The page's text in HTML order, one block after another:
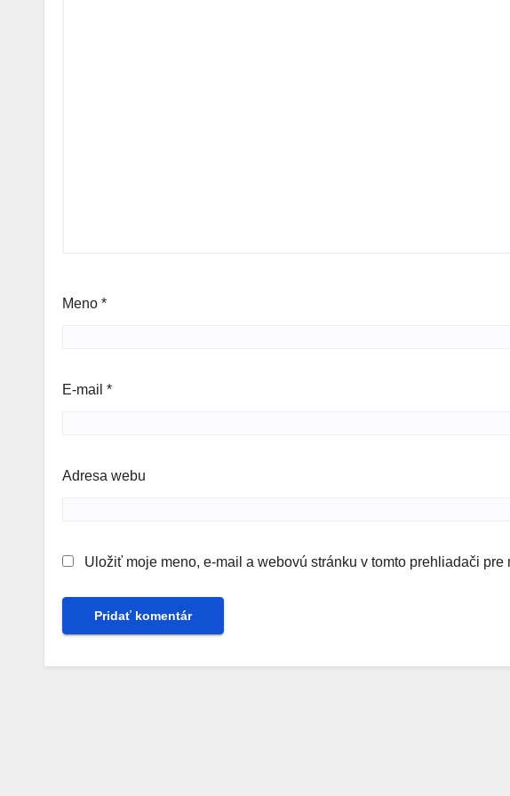
Meno *
E-mail *
Adresa webu
Uložiť moje meno, e-mail a webovú stránku v tomto prehliadači pre